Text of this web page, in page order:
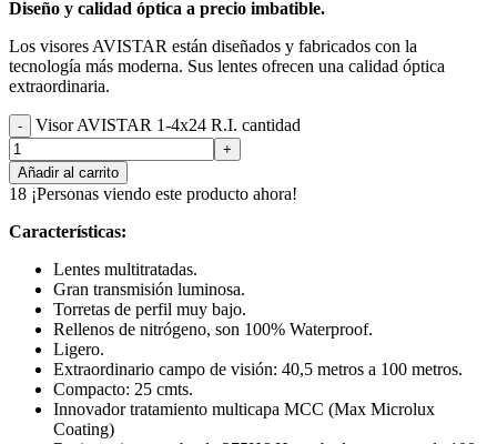
Diseño y calidad óptica a precio imbatible.
Los visores AVISTAR están diseñados y fabricados con la
tecnología más moderna. Sus lentes ofrecen una calidad óptica
extraordinaria.
Visor AVISTAR 1-4x24 R.I. cantidad
Añadir al carrito
18 ¡Personas viendo este producto ahora!
Características:
Lentes multitratadas.
Gran transmisión luminosa.
Torretas de perfil muy bajo.
Rellenos de nitrógeno, son 100% Waterproof.
Ligero.
Extraordinario campo de visión: 40,5 metros a 100 metros.
Compacto: 25 cmts.
Innovador tratamiento multicapa MCC (Max Microlux
Coating)